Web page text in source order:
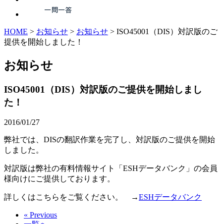
HOME > お知らせ > お知らせ > ISO45001（DIS）対訳版のご
提供を開始しました！
お知らせ
ISO45001（DIS）対訳版のご提供を開始しまし
た！
2016/01/27
弊社では、DISの翻訳作業を完了し、対訳版のご提供を開始
しました。
対訳版は弊社の有料情報サイト「ESHデータバンク」の会員
様向けにご提供しております。
詳しくはこちらをご覧ください。 →ESHデータバンク
« Previous